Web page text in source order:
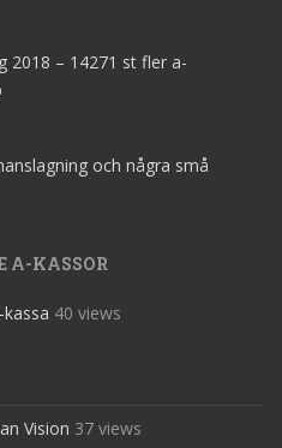
2018 – 14271 st fler a-
och några små
A-KASSOR
kassa 40 views
Vision 37 views